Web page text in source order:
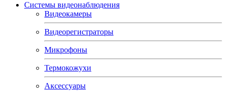
Системы видеонаблюдения
Видеокамеры
Видеорегистраторы
Микрофоны
Термокожухи
Аксессуары